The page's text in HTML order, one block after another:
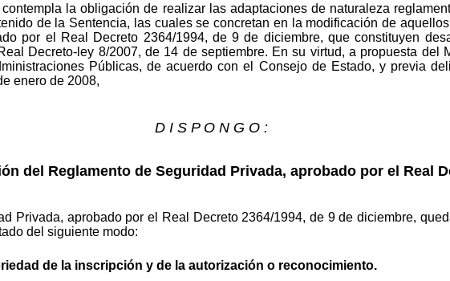
la obligación de realizar las adaptaciones de naturaleza
de la Sentencia, las cuales se concretan en la modificación de
por el Real Decreto 2364/1994, de 9 de diciembre, que constituyen
Decreto-ley 8/2007, de 14 de septiembre. En su virtud, a propuesta del
Públicas, de acuerdo con el Consejo de Estado, y previa
enero de 2008,
D I S P O N G O :
del Reglamento de Seguridad Privada, aprobado por el Real
Privada, aprobado por el Real Decreto 2364/1994, de 9 de diciembre,
del siguiente modo:
de la inscripción y de la autorización o reconocimiento.